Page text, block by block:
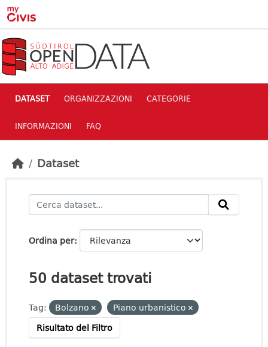
Skip to main content
DATASET ORGANIZZAZIONI CATEGORIE
INFORMAZIONI FAQ
Dataset
Ordina per
50 dataset trovati
Tag: Bolzano
Piano urbanistico
Risultato del Filtro